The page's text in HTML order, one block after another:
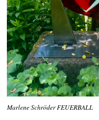
Marlene Schröder FEUERBALL